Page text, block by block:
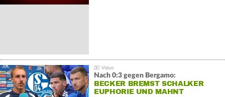
Nach 0:3 gegen Bergamo:
BECKER BREMST SCHALKER
EUPHORIE UND MAHNT